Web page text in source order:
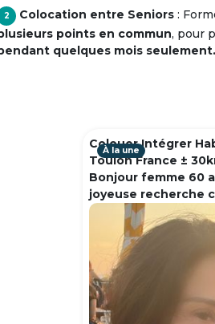
2 Colocation entre Seniors :
points en commun, pour
quelques mois seulement.
Colouer Intégrer
Toulon France ±
Bonjour femme 60
joyeuse recherche
À la une